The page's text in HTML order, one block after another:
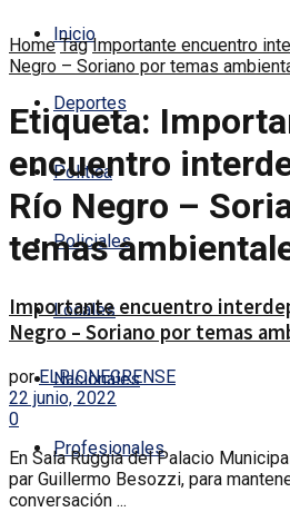
Inicio
Deportes
Política
Policiales
Locales
Nacionales
Profesionales
Home Tag Importante encuentro
Negro – Soriano por temas
Etiqueta:
encuentro
Río Negro –
temas
Importante encuentro
Negro – Soriano por temas
por ELRIONEGRENSE
22 junio, 2022
0
En Sala Ruggia del Palacio
par Guillermo Besozzi, para
conversación ...